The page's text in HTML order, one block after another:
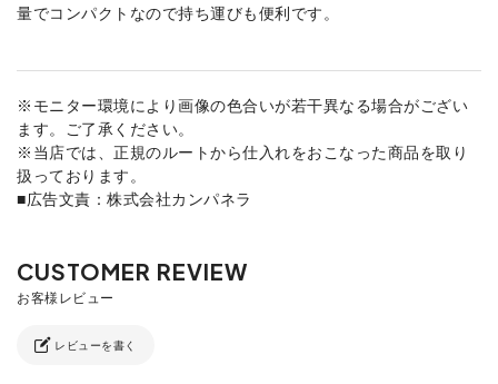
量でコンパクトなので持ち運びも便利です。
※モニター環境により画像の色合いが若干異なる場合がござい
ます。ご了承ください。
※当店では、正規のルートから仕入れをおこなった商品を取り
扱っております。
■広告文責：株式会社カンパネラ
レビューを書く